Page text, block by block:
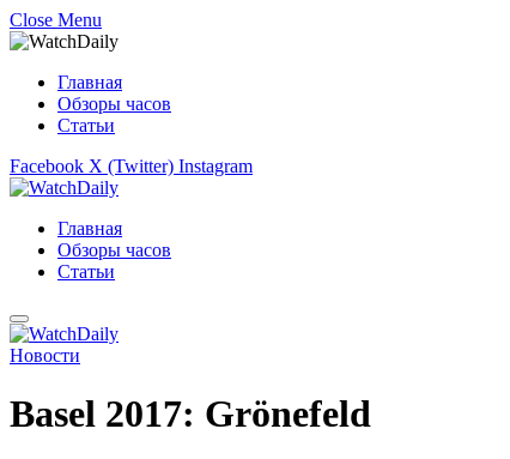
Close Menu
Главная
Обзоры часов
Статьи
Facebook X (Twitter) Instagram
Главная
Обзоры часов
Статьи
Новости
Basel 2017: Grönefeld